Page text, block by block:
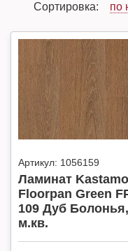
Сортировка: по
Артикул: 1056159
Ламинат
Floorpan Green
109 Дуб
м.кв.